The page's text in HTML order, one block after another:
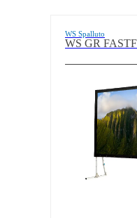
WS Spalluto
WS GR